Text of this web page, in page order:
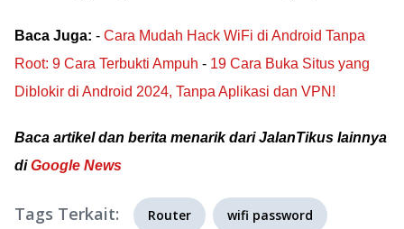
Baca Juga: - Cara Mudah Hack WiFi di Android Tanpa
Root: 9 Cara Terbukti Ampuh - 19 Cara Buka Situs yang
Diblokir di Android 2024, Tanpa Aplikasi dan VPN!
Baca artikel dan berita menarik dari JalanTikus lainnya
diGoogle News
Tags Terkait: Router wifi password